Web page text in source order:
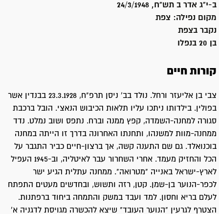
ב-י"ג אדר ב תש"ח, 24/3/1948
מקום נפילה: צפת
נקבר בצפת
בן 20 בנפלו
קורות חיים
צבי בן אליעזר ורחל. נולד בב' ניסן תרפ"ח, 23.3.1928 בבנדין אשר
בפולין. בילדותו ניתכו עליו תלאות הכיבוש הנאצי. הובל ברכבת
סגורה למחנה-השמדה, קפץ ממנה וברח. נתפס ושוב נמלט. נדד
ממחנה-מוות למשנהו, ותחנתו האחרונה בדרך זו הייתה במחנה
בוכנואלד. גם שם התענה קשה, אך ברצון-חיים כביר התגבר על
הכל והחזיק מעמד. אחרי השחרור עבר לאיטליה, וב-1945 העפיל
לארץ-ישראל באנייה "מטרואה". ממחנה עתלית הגיע ישר
לכפר-הנוער בן-שמן. קטן, רזה ותשוש, ובחדשים מעטים התפתח
לעלם בריא וחסון. למד ועבד במשק והתמחה ביחוד ברפתנות.
הצטרף לגרעין "הנוער העובד" שיצא להכשרה מגויסת לדגניה א'